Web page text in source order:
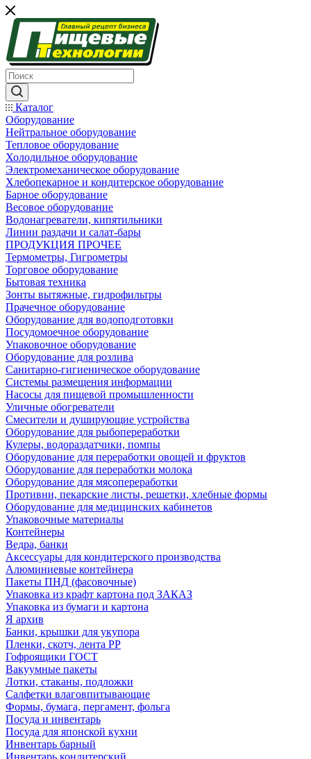
Каталог
Оборудование
Нейтральное оборудование
Тепловое оборудование
Холодильное оборудование
Электромеханическое оборудование
Хлебопекарное и кондитерское оборудование
Барное оборудование
Весовое оборудование
Водонагреватели, кипятильники
Линии раздачи и салат-бары
ПРОДУКЦИЯ ПРОЧЕЕ
Термометры, Гигрометры
Торговое оборудование
Бытовая техника
Зонты вытяжные, гидрофильтры
Прачечное оборудование
Оборудование для водоподготовки
Посудомоечное оборудование
Упаковочное оборудование
Оборудование для розлива
Санитарно-гигиеническое оборудование
Системы размещения информации
Насосы для пищевой промышленности
Уличные обогреватели
Смесители и душирующие устройства
Оборудование для рыбопереработки
Кулеры, водораздатчики, помпы
Оборудование для переработки овощей и фруктов
Оборудование для переработки молока
Оборудование для мясопереработки
Противни, пекарские листы, решетки, хлебные формы
Оборудование для медицинских кабинетов
Упаковочные материалы
Контейнеры
Ведра, банки
Аксессуары для кондитерского производства
Алюминиевые контейнера
Пакеты ПНД (фасовочные)
Упаковка из крафт картона под ЗАКАЗ
Упаковка из бумаги и картона
Я архив
Банки, крышки для укупора
Пленки, скотч, лента РР
Гофроящики ГОСТ
Вакуумные пакеты
Лотки, стаканы, подложки
Салфетки влаговпитывающие
Формы, бумага, пергамент, фольга
Посуда и инвентарь
Посуда для японской кухни
Инвентарь барный
Инвентарь кондитерский